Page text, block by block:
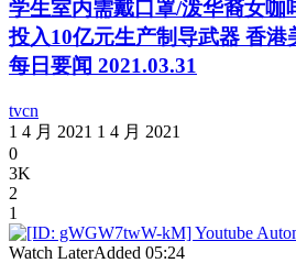
学生室内需戴口罩/泼华裔女咖
投入10亿元生产制导武器 香港
每日要闻 2021.03.31
tvcn
1 4 月 2021 1 4 月 2021
0
3K
2
1
Watch LaterAdded 05:24